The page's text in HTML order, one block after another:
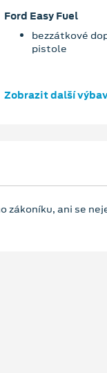
Ford Easy Fuel
bezzátkové
pistole
Zobrazit další
ani se